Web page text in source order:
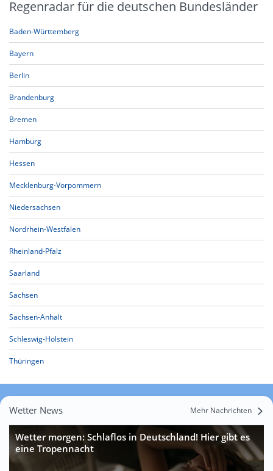
Regenradar für die deutschen Bundesländer
Baden-Württemberg
Bayern
Berlin
Brandenburg
Bremen
Hamburg
Hessen
Mecklenburg-Vorpommern
Niedersachsen
Nordrhein-Westfalen
Rheinland-Pfalz
Saarland
Sachsen
Sachsen-Anhalt
Schleswig-Holstein
Thüringen
Wetter News Mehr Nachrichten
Wetter morgen: Schlaflos in Deutschland! Hier gibt es
eine Tropennacht